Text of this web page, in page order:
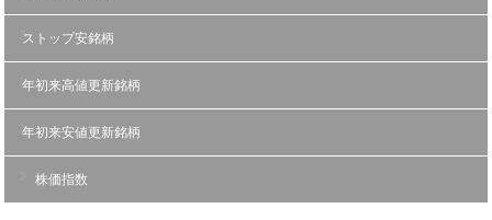
ストップ安銘柄
年初来高値更新銘柄
年初来安値更新銘柄
株価指数